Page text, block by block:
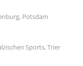
Potsdam
Sports, Trier